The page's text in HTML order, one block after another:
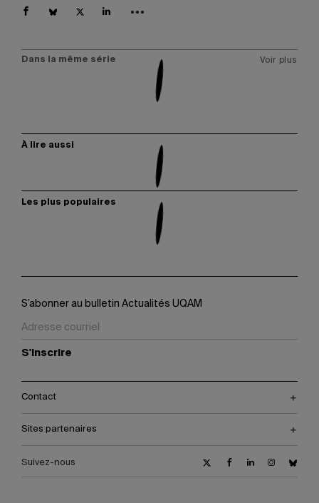
Dans la même série Voir plus
À lire aussi
Les plus populaires
S’abonner au bulletin Actualités UQAM
S'inscrire
Contact
Sites partenaires
Suivez-nous